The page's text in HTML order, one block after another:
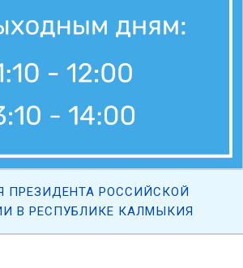
ПРЕЗИДЕНТА РОССИЙСКОЙ
В РЕСПУБЛИКЕ КАЛМЫКИЯ